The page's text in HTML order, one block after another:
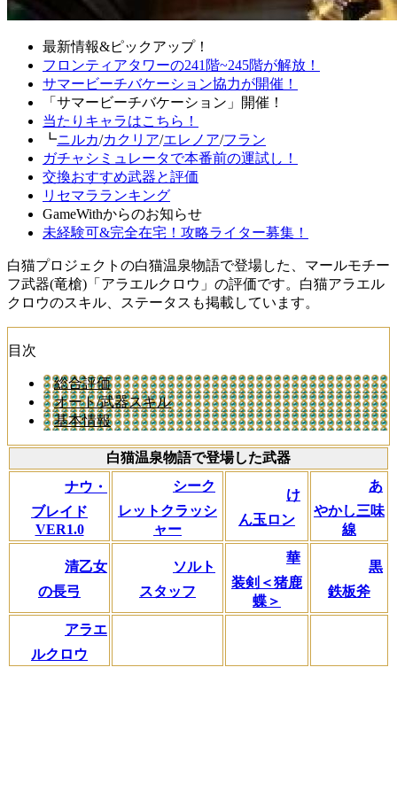
最新情報&ピックアップ！
フロンティアタワーの241階~245階が解放！
サマービーチバケーション協力が開催！
「サマービーチバケーション」開催！
当たりキャラはこちら！
┗ニルカ/カクリア/エレノア/フラン
ガチャシミュレータで本番前の運試し！
交換おすすめ武器と評価
リセマラランキング
GameWithからのお知らせ
未経験可&完全在宅！攻略ライター募集！
白猫プロジェクトの白猫温泉物語で登場した、マールモチー
フ武器(竜槍)「アラエルクロウ」の評価です。白猫アラエル
クロウのスキル、ステータスも掲載しています。
目次
総合評価
オート/武器スキル
基本情報
白猫温泉物語で登場した武器
ナウ・
ブレイド
VER1.0
シーク
レットクラッシ
ャー
け
ん玉ロン
あ
やかし三味
線
清乙女
の長弓
ソルト
スタッフ
華
装剣＜猪鹿
蝶＞
黒
鉄板斧
アラエ
ルクロウ